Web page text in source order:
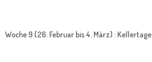
Woche 9 (26. Februar bis 4. März) : Kellertage